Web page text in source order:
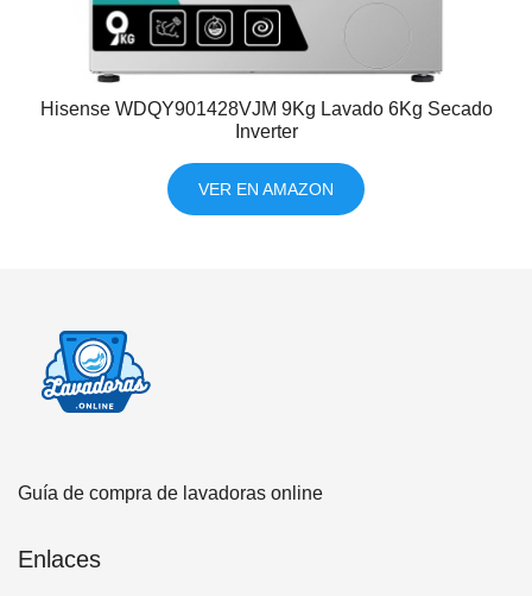
Hisense WDQY901428VJM 9Kg Lavado 6Kg Secado
Inverter
VER EN AMAZON
Guía de compra de lavadoras online
Enlaces